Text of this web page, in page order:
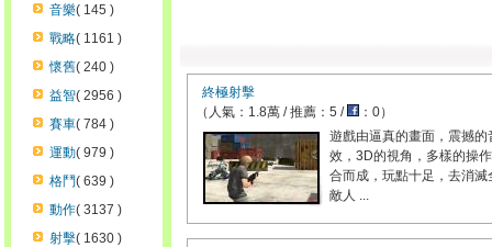
音樂( 145 )
戰略( 1161 )
懷舊( 240 )
益智( 2956 )
賽車( 784 )
運動( 979 )
格鬥( 639 )
動作( 3137 )
射擊( 1630 )
終極射擊
（人氣：1.8萬 / 推薦：5 /
：0）
遊戲由逼真的畫面，震撼的
效，3D的視角，多樣的操
合而成，玩點十足，去消滅
敵人 ...